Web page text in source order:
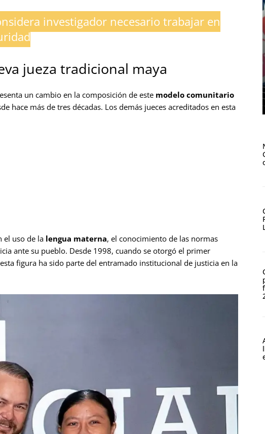
investigador necesario trabajar en
jueza tradicional maya
un cambio en la composición de este modelo comunitario
hace más de tres décadas. Los demás jueces acreditados en esta
el uso de la lengua materna, el conocimiento de las normas
ante su pueblo. Desde 1998, cuando se otorgó el primer
figura ha sido parte del entramado institucional de justicia en la